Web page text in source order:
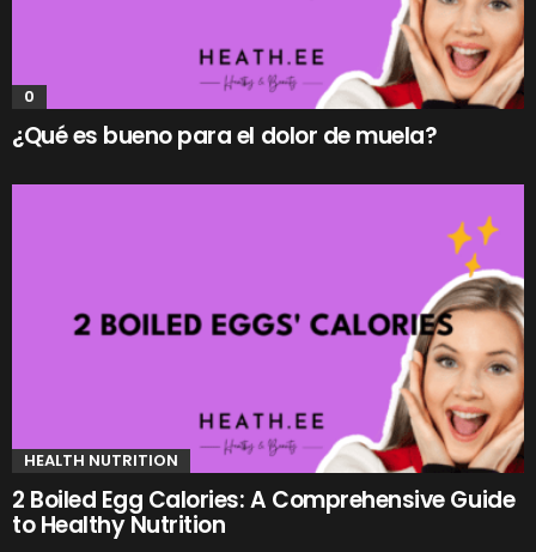
0
¿Qué es bueno para el dolor de muela?
HEALTH NUTRITION
2 Boiled Egg Calories: A Comprehensive Guide
to Healthy Nutrition